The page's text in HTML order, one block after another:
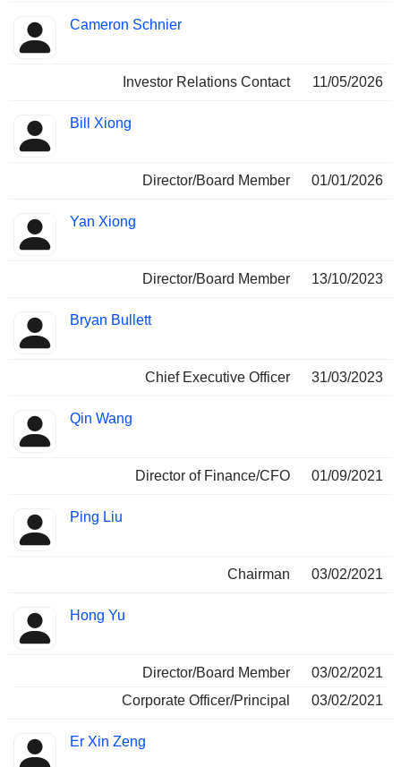
Cameron Schnier
Investor Relations Contact 11/05/2026
Bill Xiong
Director/Board Member 01/01/2026
Yan Xiong
Director/Board Member 13/10/2023
Bryan Bullett
Chief Executive Officer 31/03/2023
Qin Wang
Director of Finance/CFO 01/09/2021
Ping Liu
Chairman 03/02/2021
Hong Yu
Director/Board Member
03/02/2021
Corporate Officer/Principal
03/02/2021
Er Xin Zeng